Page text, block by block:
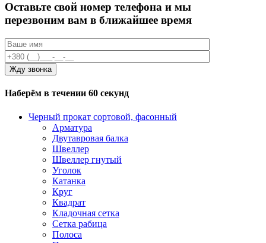
Оставьте свой номер телефона и мы
перезвоним вам в ближайшее время
Наберём в течении 60 секунд
Черный прокат сортовой, фасонный
Арматура
Двутавровая балка
Швеллер
Швеллер гнутый
Уголок
Катанка
Круг
Квадрат
Кладочная сетка
Сетка рабица
Полоса